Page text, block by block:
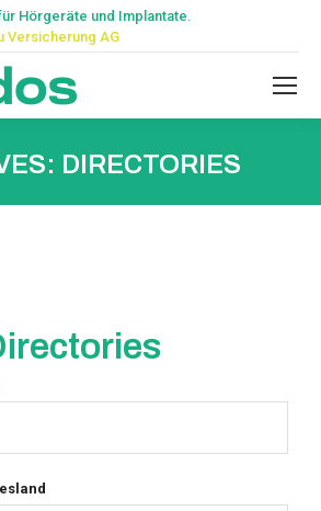
Hörgeräte und Implantate.
Versicherung AG
DIRECTORIES